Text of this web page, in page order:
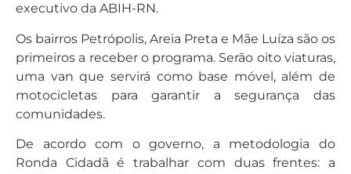
executivo da ABIH-RN.
Os bairros Petrópolis, Areia Preta e Mãe Luíza são os
primeiros a receber o programa. Serão oito viaturas,
uma van que servirá como base móvel, além de
motocicletas para garantir a segurança das
comunidades.
De acordo com o governo, a metodologia do
Ronda Cidadã é trabalhar com duas frentes: a